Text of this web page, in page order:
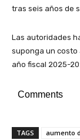
tras seis años de
Las autoridades
suponga un costo
año fiscal 2025-
Comments
TAGS aumento